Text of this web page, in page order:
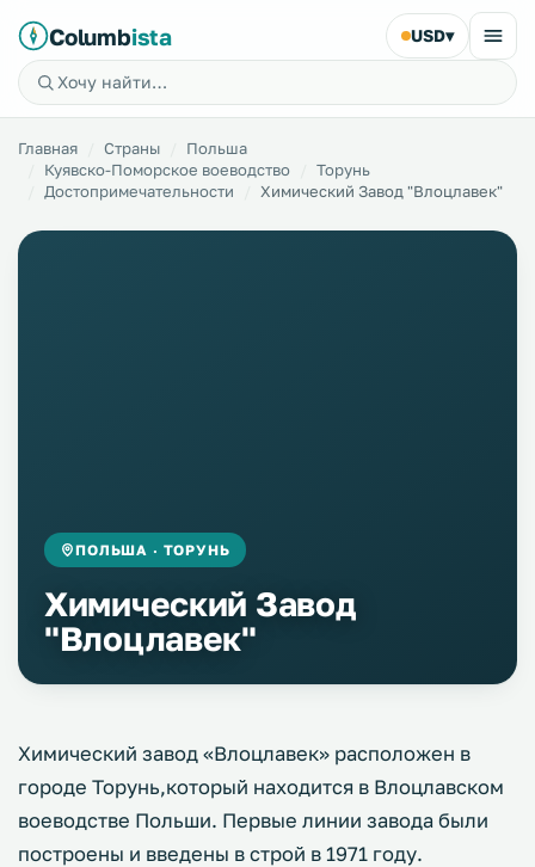
Columbista USD▾
Главная Страны
Польша
Куявско-Поморское воеводство
Торунь
Достопримечательности
Химический Завод "Влоцлавек"
ПОЛЬША · ТОРУНЬ
Химический Завод
"Влоцлавек"
Химический завод «Влоцлавек» расположен в
городе Торунь,который находится в Влоцлавском
воеводстве Польши. Первые линии завода были
построены и введены в строй в 1971 году.